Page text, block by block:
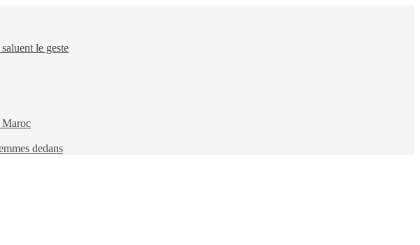
le geste
Maroc
dedans